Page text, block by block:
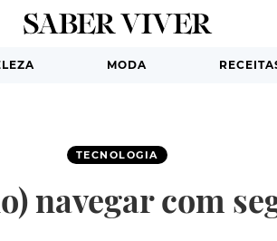
MODA
TECNOLOGIA
navegar com